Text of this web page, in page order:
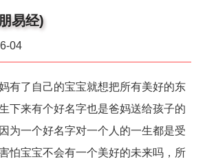
易经)
04
了自己的宝宝就想把所有美好的东
下来有个好名字也是爸妈送给孩子的
为一个好名字对一个人的一生都是受
怕宝宝不会有一个美好的未来吗，所